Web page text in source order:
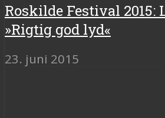
Roskilde Festival 2015:
»Rigtig god lyd«
23. juni 2015